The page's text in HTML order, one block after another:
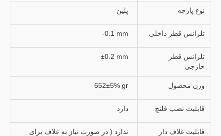
نوع پارچه پلین
تلرانس قطر داخلی -0.1 mm
تلرانس قطر
خارجی
±0.2 mm
وزن محصول 652±5% gr
قابلبت نصب فلنچ دارد
قابلیت غلاف دار
ندارد ( در صورت نیاز به غلاف برای